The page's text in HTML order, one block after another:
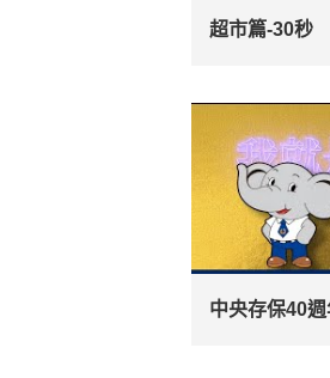
超市篇-30秒
中央存保40